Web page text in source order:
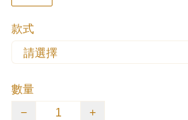
款式
數量
−
+